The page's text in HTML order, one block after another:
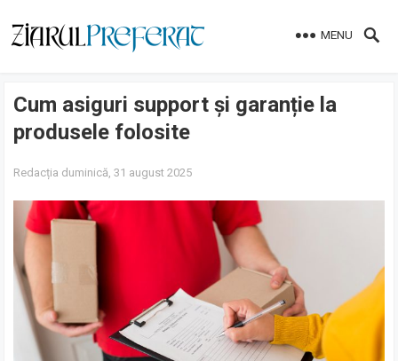
MENU
Cum asiguri support și garanție la
produsele folosite
Redacția duminică, 31 august 2025